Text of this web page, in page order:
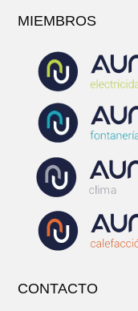
MIEMBROS
CONTACTO